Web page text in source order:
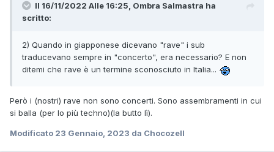
Il 16/11/2022 Alle 16:25, Ombra Salmastra ha
scritto:
2) Quando in giapponese dicevano "rave" i sub
traducevano sempre in "concerto", era necessario? E non
ditemi che rave è un termine sconosciuto in Italia...
Però i (nostri) rave non sono concerti. Sono assembramenti in cui
si balla (per lo più techno)(la butto lì).
Modificato 23 Gennaio, 2023 da Chocozell